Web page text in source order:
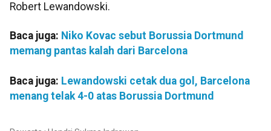
Robert Lewandowski.
Baca juga: Niko Kovac sebut Borussia Dortmund
memang pantas kalah dari Barcelona
Baca juga: Lewandowski cetak dua gol, Barcelona
menang telak 4-0 atas Borussia Dortmund